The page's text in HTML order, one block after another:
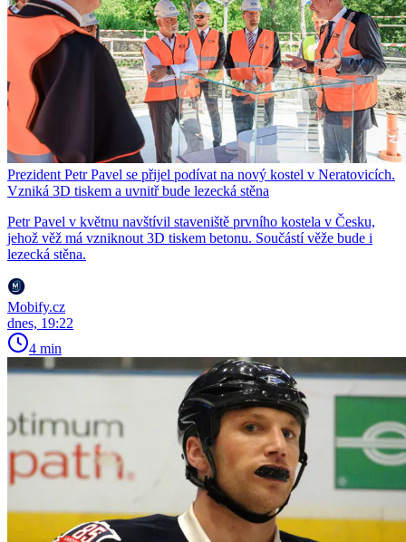
Prezident Petr Pavel se přijel podívat na nový kostel v Neratovicích.
Vzniká 3D tiskem a uvnitř bude lezecká stěna
Petr Pavel v květnu navštívil staveniště prvního kostela v Česku,
jehož věž má vzniknout 3D tiskem betonu. Součástí věže bude i
lezecká stěna.
Mobify.cz
dnes, 19:22
4 min